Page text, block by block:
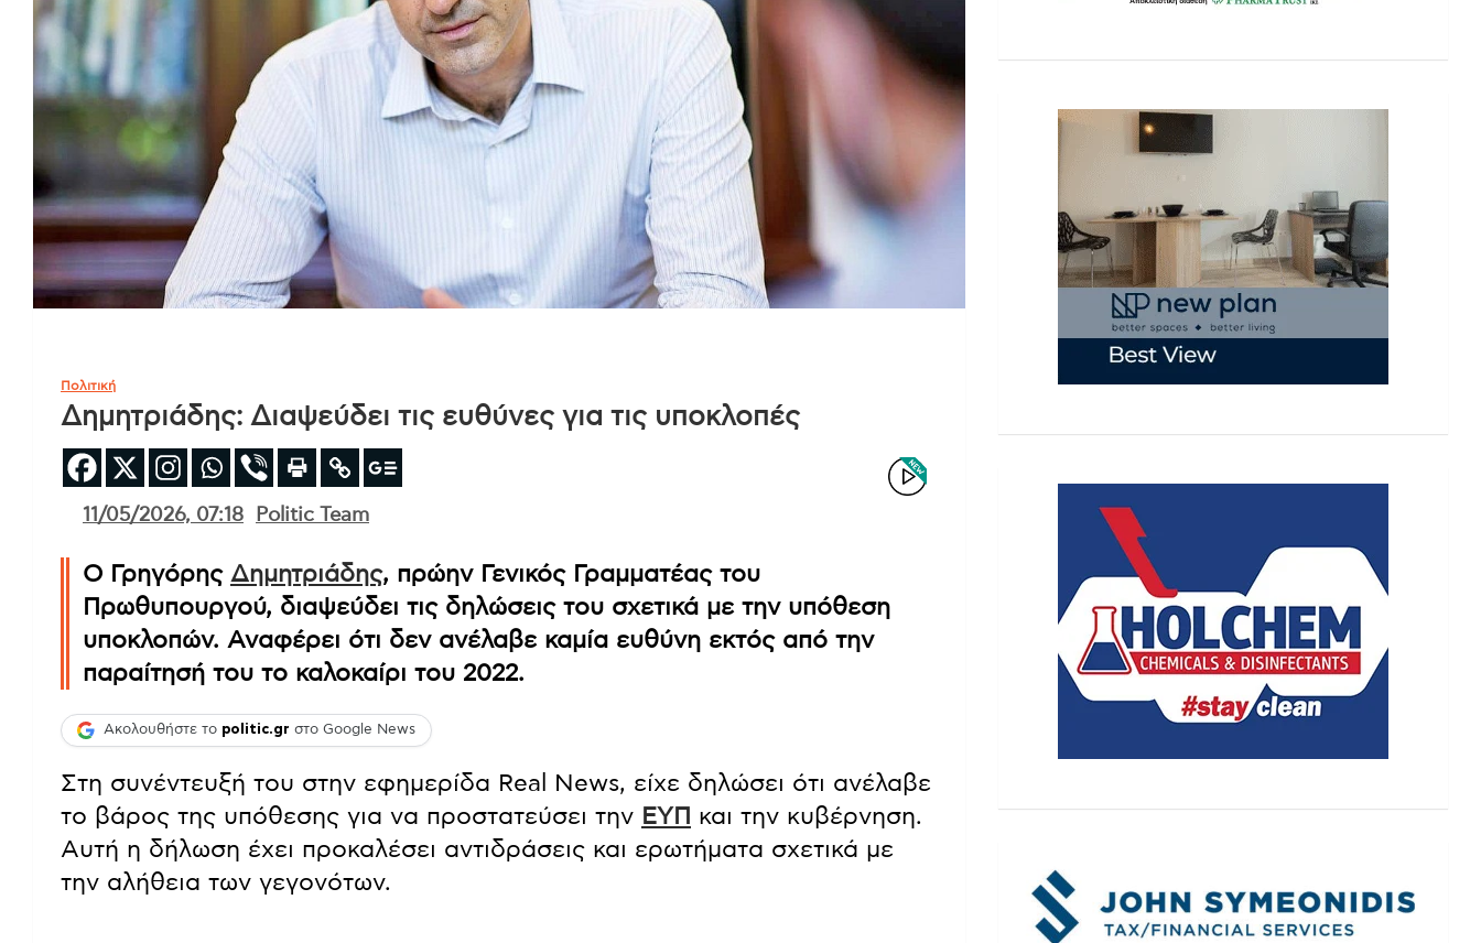
Πολιτική
Δημητριάδης: Διαψεύδει τις ευθύνες για τις υποκλοπές
11/05/2026, 07:18 Politic Team
Ο Γρηγόρης Δημητριάδης, πρώην Γενικός Γραμματέας του
Πρωθυπουργού, διαψεύδει τις δηλώσεις του σχετικά με την υπόθεση
υποκλοπών. Αναφέρει ότι δεν ανέλαβε καμία ευθύνη εκτός από την
παραίτησή του το καλοκαίρι του 2022.
Ακολουθήστε το politic.gr στο Google News
Στη συνέντευξή του στην εφημερίδα Real News, είχε δηλώσει ότι ανέλαβε
το βάρος της υπόθεσης για να προστατεύσει την ΕΥΠ και την κυβέρνηση.
Αυτή η δήλωση έχει προκαλέσει αντιδράσεις και ερωτήματα σχετικά με
την αλήθεια των γεγονότων.